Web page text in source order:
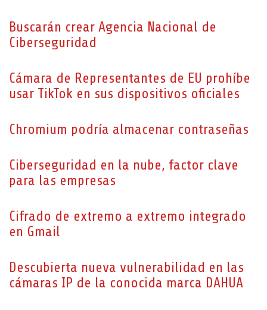
Buscarán crear Agencia Nacional de
Ciberseguridad
Cámara de Representantes de EU prohíbe
usar TikTok en sus dispositivos oficiales
Chromium podría almacenar contraseñas
Ciberseguridad en la nube, factor clave
para las empresas
Cifrado de extremo a extremo integrado
en Gmail
Descubierta nueva vulnerabilidad en las
cámaras IP de la conocida marca DAHUA